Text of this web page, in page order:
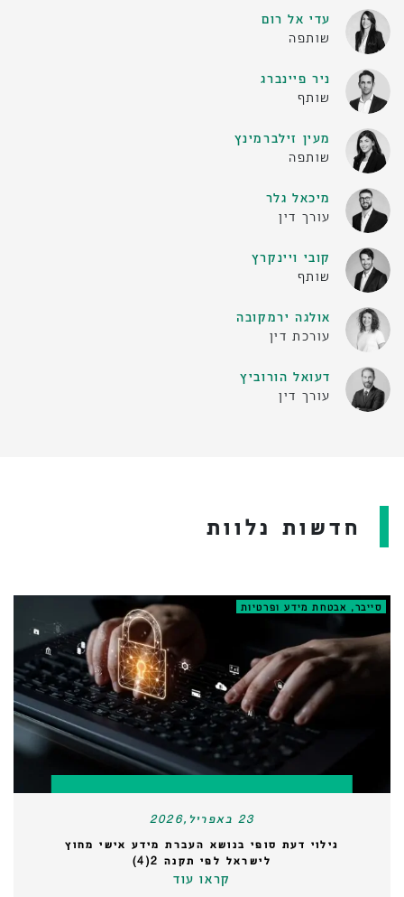
עדי אל רום
שותפה
ניר פיינברג
שותף
מעין זילברמינץ
שותפה
מיכאל גלר
עורך דין
קובי ויינקרץ
שותף
אולגה ירמקובה
עורכת דין
דעואל הורוביץ
עורך דין
חדשות נלוות
סייבר, אבטחת מידע ופרטיות
23 באפריל,2026
גילוי דעת סופי בנושא העברת מידע אישי מחוץ
לישראל לפי תקנה 2(4)
קראו עוד